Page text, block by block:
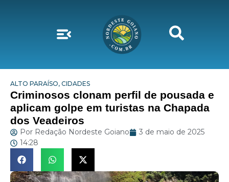
ALTO PARAÍSO, CIDADES
Criminosos clonam perfil de pousada e
aplicam golpe em turistas na Chapada
dos Veadeiros
Por Redação Nordeste Goiano
3 de maio de 2025
14:28